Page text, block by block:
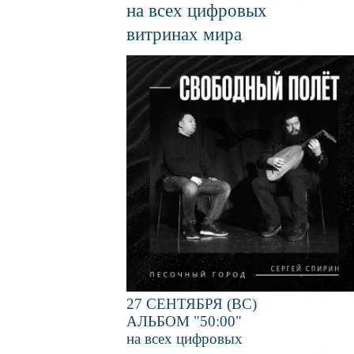
на всех цифровых
витринах мира
Файл
изображения
27 СЕНТЯБРЯ (ВС)
АЛЬБОМ "50:00"
на всех цифровых